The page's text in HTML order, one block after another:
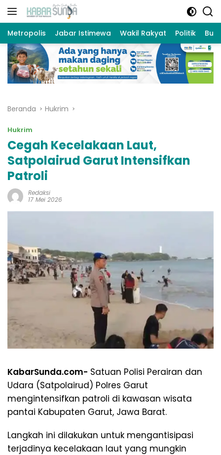
Langsung
Metropolis Jabar Istimewa Wakil Rakyat Politik
Beranda Hukrim
Hukrim
Cegah Kecelakaan Laut,
Satpolairud Garut Intensifkan
Patroli
Redaksi
17 Mei 2026
KabarSunda.com- Satuan Polisi Perairan dan
Udara (Satpolairud) Polres Garut
mengintensifkan patroli di kawasan wisata
pantai Kabupaten Garut, Jawa Barat.
Langkah ini dilakukan untuk mengantisipasi
terjadinya kecelakaan laut yang mungkin